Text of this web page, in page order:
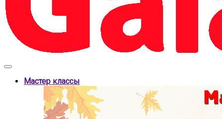
Мастер классы